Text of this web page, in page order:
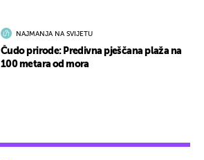
NAJMANJA NA SVIJETU
Čudo prirode: Predivna pješčana plaža na
100 metara od mora